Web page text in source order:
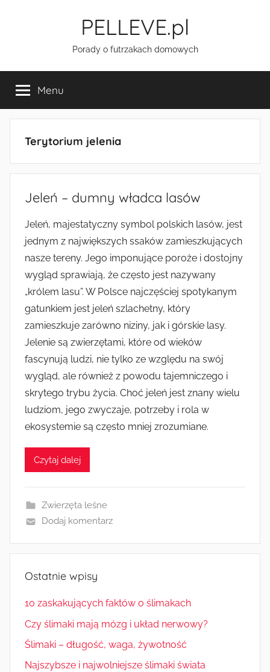
PELLEVE.pl
Porady o futrzakach domowych
Menu
Terytorium jelenia
Jeleń – dumny władca lasów
Jeleń, majestatyczny symbol polskich lasów, jest
jednym z największych ssaków zamieszkujących
nasze tereny. Jego imponujące poroże i dostojny
wygląd sprawiają, że często jest nazywany
„królem lasu”. W Polsce najczęściej spotykanym
gatunkiem jest jeleń szlachetny, który
zamieszkuje zarówno niziny, jak i górskie lasy.
Jelenie są zwierzętami, które od wieków
fascynują ludzi, nie tylko ze względu na swój
wygląd, ale również z powodu tajemniczego i
skrytego trybu życia. Choć jeleń jest znany wielu
ludziom, jego zwyczaje, potrzeby i rola w
ekosystemie są często mniej zrozumiane.
Czytaj dalej
Zwierzęta leśne
Dodaj komentarz
Ostatnie wpisy
10 zaskakujących faktów o ślimakach
Czy ślimaki mają mózg i układ nerwowy?
Ślimaki – długość, waga, żywotność
Najszybsze i najwolniejsze ślimaki świata